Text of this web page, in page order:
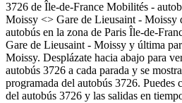
3726 de Île-de-France Mobilités -
Moissy <> Gare de Lieusaint - Moissy
autobús en la zona de Paris Île-de-
Gare de Lieusaint - Moissy y última
Moissy. Desplázate hacia abajo para
autobús 3726 a cada parada y se
programada del autobús 3726. Puedes
del autobús 3726 y las salidas en